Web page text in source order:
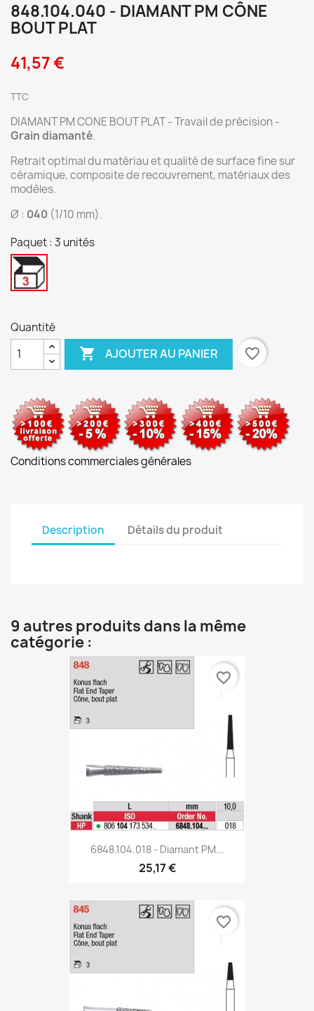
848.104.040 - DIAMANT PM CÔNE
BOUT PLAT
41,57 €
TTC
DIAMANT PM CONE BOUT PLAT - Travail de précision -
Grain diamanté.
Retrait optimal du matériau et qualité de surface fine sur
céramique, composite de recouvrement, matériaux des
modèles.
Ø : 040 (1/10 mm).
Paquet : 3 unités
3
Quantité
 AJOUTER AU PANIER favorite_border
Conditions commerciales générales
Description Détails du produit
9 autres produits dans la même
catégorie :
6848.104.018 - Diamant PM...
25,17 €
favorite_border
favorite_border